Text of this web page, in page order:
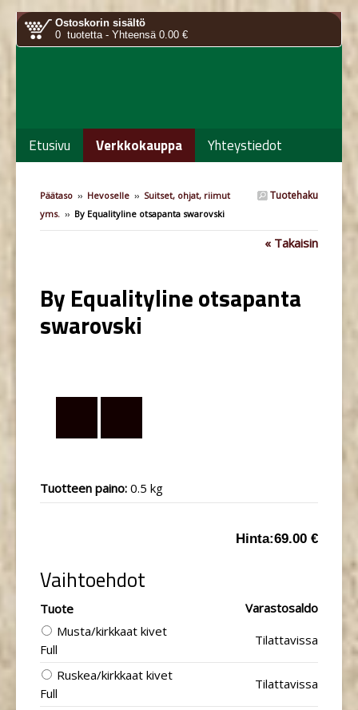
Ostoskorin sisältö
0 tuotetta - Yhteensä 0.00 €
Etusivu Verkkokauppa Yhteystiedot
Tuotehaku
Päätaso ›› Hevoselle ›› Suitset, ohjat, riimut
yms. ›› By Equalityline otsapanta swarovski
« Takaisin
By Equalityline otsapanta
swarovski
Tuotteen paino: 0.5 kg
Hinta:69.00 €
Vaihtoehdot
Tuote
Varastosaldo
Musta/kirkkaat kivet
Full
Tilattavissa
Ruskea/kirkkaat kivet
Full
Tilattavissa